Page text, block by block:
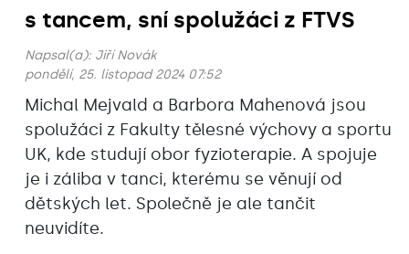
s tancem, sní spolužáci z FTVS
Napsal(a): Jiří Novák
pondělí, 25. listopad 2024 07:52
Michal Mejvald a Barbora Mahenová jsou
spolužáci z Fakulty tělesné výchovy a sportu
UK, kde studují obor fyzioterapie. A spojuje
je i záliba v tanci, kterému se věnují od
dětských let. Společně je ale tančit
neuvidíte.